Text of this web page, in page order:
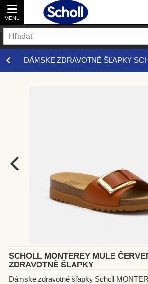
MENU
DÁMSKA OBUV
VŠETKY DÁMSKA OBUV
Poltopánky
Baleríny
Domáca obuv
SCHOLL MONTEREY MULE
ZDRAVOTNÉ ŠĽAPKY
Dámske zdravotné šľapky Scholl